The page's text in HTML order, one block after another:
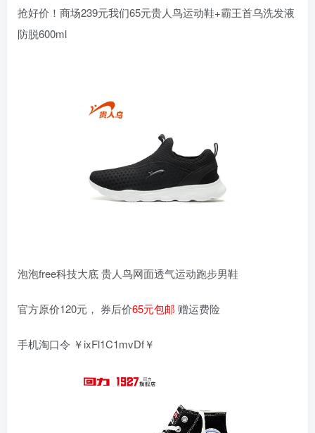
抢好价！商场239元我们65元贵人鸟运动鞋+霸王首乌洗发液
防脱600ml
泡泡free科技大底 贵人鸟网面透气运动跑步男鞋
官方原价120元， 券后价65元包邮 赠运费险
手机淘口令 ￥ixFl1C1mvDf￥